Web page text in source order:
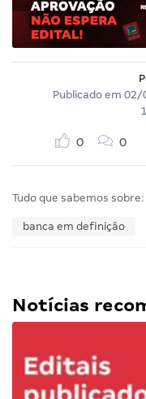
Publicado em 02/
0 0
Tudo que sabemos sobre:
banca em definição
Notícias